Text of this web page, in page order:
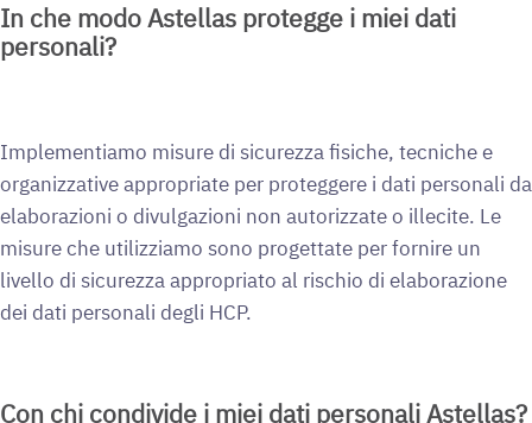
In che modo Astellas protegge i miei dati
personali?
Implementiamo misure di sicurezza fisiche, tecniche e
organizzative appropriate per proteggere i dati personali da
elaborazioni o divulgazioni non autorizzate o illecite. Le
misure che utilizziamo sono progettate per fornire un
livello di sicurezza appropriato al rischio di elaborazione
dei dati personali degli HCP.
Con chi condivide i miei dati personali Astellas?